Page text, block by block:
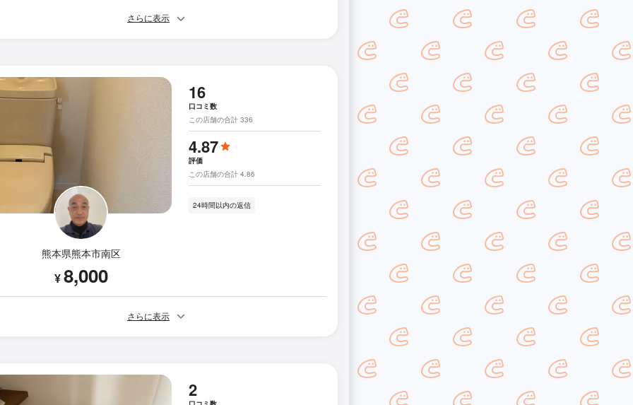
さらに表示
熊本県熊本市南区
¥8,000
16
口コミ数
この店舗の合計 336
4.87
評価
この店舗の合計 4.86
24時間以内の返信
さらに表示
2